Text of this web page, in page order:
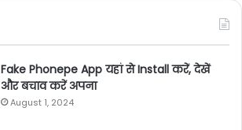
Fake Phonepe App यहां से Install करें, देखें
और बचाव करें अपना
August 1, 2024